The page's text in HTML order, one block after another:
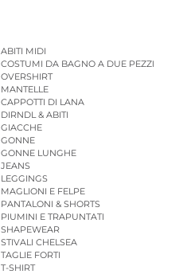
ABITI MIDI
COSTUMI DA BAGNO A DUE PEZZI
OVERSHIRT
MANTELLE
CAPPOTTI DI LANA
DIRNDL & ABITI
GIACCHE
GONNE
GONNE LUNGHE
JEANS
LEGGINGS
MAGLIONI E FELPE
PANTALONI & SHORTS
PIUMINI E TRAPUNTATI
SHAPEWEAR
STIVALI CHELSEA
TAGLIE FORTI
T-SHIRT